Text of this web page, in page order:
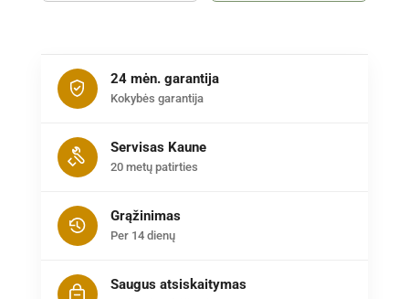
24 mėn. garantija
Kokybės garantija
Servisas Kaune
20 metų patirties
Grąžinimas
Per 14 dienų
Saugus atsiskaitymas